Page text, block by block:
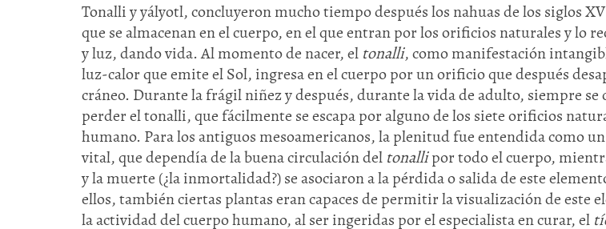
Tonalli y yályotl, concluyeron mucho tiempo después los nahuas de los siglos
que se almacenan en el cuerpo, en el que entran por los orificios naturales y lo
y luz, dando vida. Al momento de nacer, el tonalli, como manifestación
luz-calor que emite el Sol, ingresa en el cuerpo por un orificio que después
cráneo. Durante la frágil niñez y después, durante la vida de adulto, siempre se
perder el tonalli, que fácilmente se escapa por alguno de los siete orificios
humano. Para los antiguos mesoamericanos, la plenitud fue entendida como
vital, que dependía de la buena circulación del tonallipor todo el cuerpo,
y la muerte (¿la inmortalidad?) se asociaron a la pérdida o salida de este
ellos, también ciertas plantas eran capaces de permitir la visualización de este
la actividad del cuerpo humano, al ser ingeridas por el especialista en curar, el